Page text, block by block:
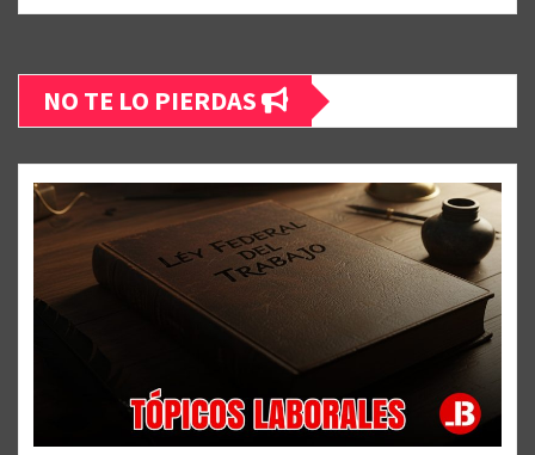
NO TE LO PIERDAS